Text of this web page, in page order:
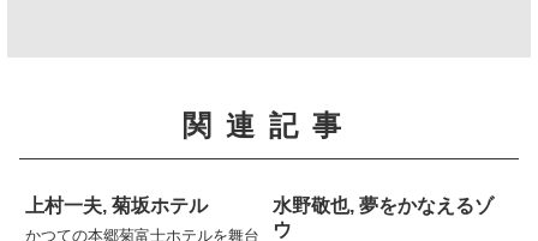
関連記事
上村一夫, 菊坂ホテル
かつての本郷菊富士ホテルを舞台
水野敬也, 夢をかなえるゾ
ウ